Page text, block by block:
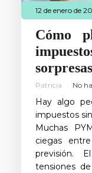
12 de enero de
Cómo
Patricia No
Hay algo
impuestos
Muchas
ciegas
previsión.
tensiones